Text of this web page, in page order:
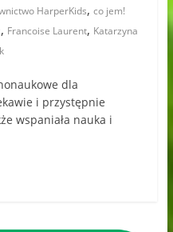
HarperKids, co jem!
, Francoise Laurent, Katarzyna
dla
i przystępnie
wspaniała nauka i